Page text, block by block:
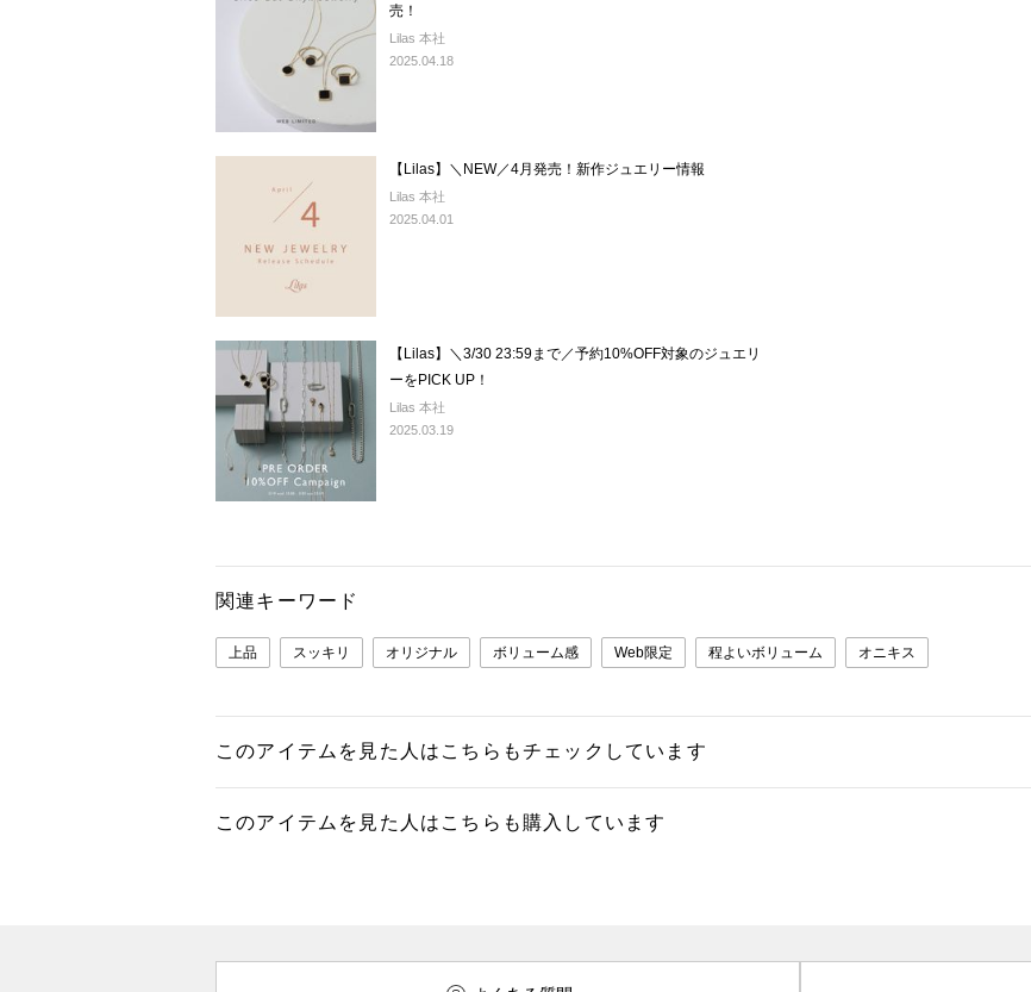
売！
Lilas 本社
2025.04.18
【Lilas】＼NEW／4月発売！新作ジュエリー情報
Lilas 本社
2025.04.01
【Lilas】＼3/30 23:59まで／予約10%OFF対象のジュエリ
ーをPICK UP！
Lilas 本社
2025.03.19
関連キーワード
上品 スッキリ オリジナル ボリューム感 Web限定 程よいボリューム オニキス
このアイテムを見た人はこちらもチェックしています
このアイテムを見た人はこちらも購入しています